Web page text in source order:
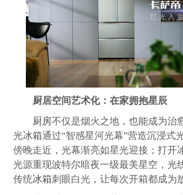
厨居空间艺术化：在家拥抱星辰
厨房不仅是烟火之地，也能成为治
光冰箱通过“智感星河光幕”营造沉浸式
傍晚走近，光幕渐亮如星光迎接；打开
光源重现波特尔暗夜一级最美星空，光
传统冰箱刺眼白光，让每次开箱都成为